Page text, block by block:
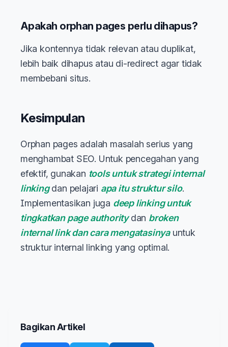
Apakah orphan pages perlu dihapus?
Jika kontennya tidak relevan atau duplikat,
lebih baik dihapus atau di-redirect agar tidak
membebani situs.
Kesimpulan
Orphan pages adalah masalah serius yang
menghambat SEO. Untuk pencegahan yang
efektif, gunakan tools untuk strategi internal
linkingdan pelajari apa itu struktur silo.
Implementasikan juga deep linking untuk
tingkatkan page authoritydan broken
internal link dan cara mengatasinyauntuk
struktur internal linking yang optimal.
Bagikan Artikel